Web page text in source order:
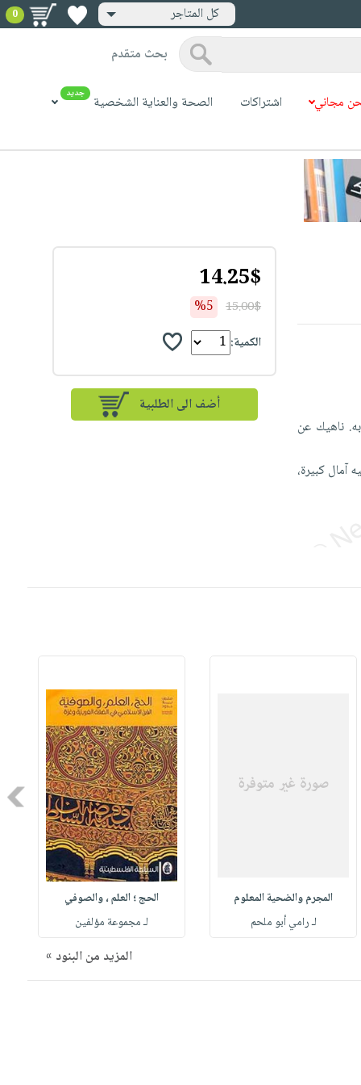
كل المتاجر 0
بحث متقدم
مجاني اشتراكات الصحة والعناية الشخصية جديد
ناهيك عن
آمال كبيرة،
14.25$
15.00$
%5
الكمية:
أضف الى الطلبية
المجرم والضحية المعلوم
لـ رامي أبو ملحم
الحج ؛ العلم ، والصوفي
لـ مجموعة مؤلفين
المزيد من البنود »